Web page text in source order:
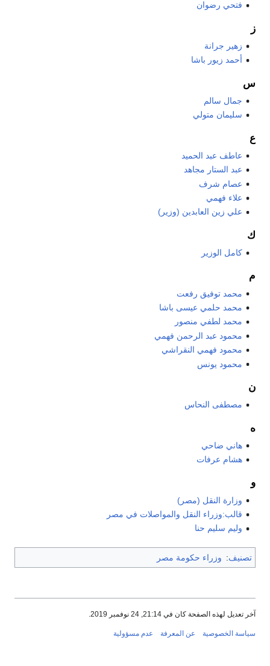
فتحي رضوان
ز
زهير جرانة
أحمد زيور باشا
س
جمال سالم
سليمان متولي
ع
عاطف عبد الحميد
عبد الستار مجاهد
عصام شرف
علاء فهمي
علي زين العابدين (وزير)
ك
كامل الوزير
م
محمد توفيق رفعت
محمد حلمي عيسى باشا
محمد لطفي منصور
محمود عبد الرحمن فهمي
محمود فهمي النقراشي
محمود يونس
ن
مصطفى النحاس
ه
هاني ضاحي
هشام عرفات
و
وزارة النقل (مصر)
قالب:وزراء النقل والمواصلات في مصر
وليم سليم حنا
تصنيف: وزراء حكومة مصر
آخر تعديل لهذه الصفحة كان في 21:14, 24 نوفمبر 2019.
سياسة الخصوصية عن المعرفة عدم مسؤولية